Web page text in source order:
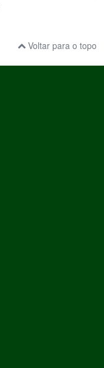
Voltar para o topo